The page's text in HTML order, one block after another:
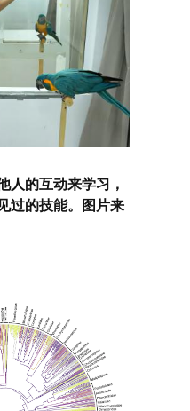
人的互动来学习，
过的技能。图片来